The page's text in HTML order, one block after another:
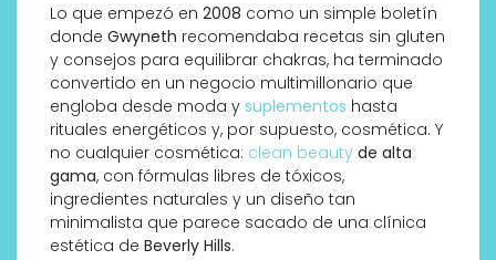
Lo que empezó en 2008 como un simple boletín
donde Gwyneth recomendaba recetas sin gluten
y consejos para equilibrar chakras, ha terminado
convertido en un negocio multimillonario que
engloba desde moda y suplementos hasta
rituales energéticos y, por supuesto, cosmética. Y
no cualquier cosmética: clean beauty de alta
gama, con fórmulas libres de tóxicos,
ingredientes naturales y un diseño tan
minimalista que parece sacado de una clínica
estética de Beverly Hills.